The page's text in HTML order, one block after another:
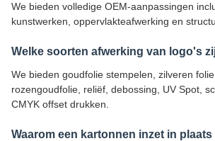
We bieden volledige OEM-aanpassingen
kunstwerken, oppervlakteafwerking en
Welke soorten afwerking van logo's
We bieden goudfolie stempelen, zilveren folie
rozengoudfolie, reliëf, debossing, UV Spot,
CMYK offset drukken.
Waarom een kartonnen inzet in